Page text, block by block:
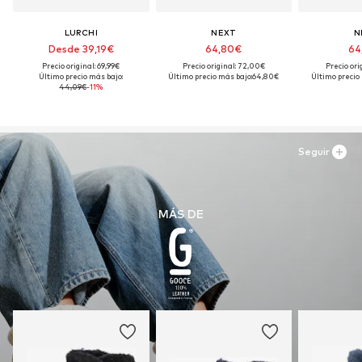
LURCHI
Desde 39,19€
Precio original: 69,99€
Último precio más bajo:
44,09€-11%
NEXT
64,80€
Precio original: 72,00€
Último precio más bajo:64,80€
Precio
Último precio
MÁS DE
Seguir